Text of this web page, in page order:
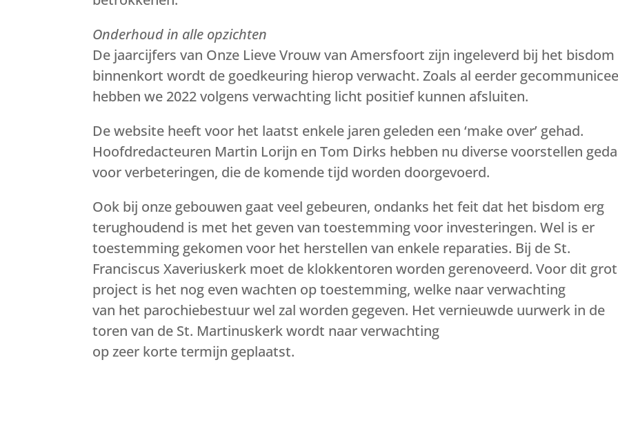
Onderhoud in alle opzichten
De jaarcijfers van Onze Lieve Vrouw van Amersfoort zijn ingeleverd bij het bisdom
binnenkort wordt de goedkeuring hierop verwacht. Zoals al eerder
hebben we 2022 volgens verwachting licht positief kunnen afsluiten.
De website heeft voor het laatst enkele jaren geleden een ‘make over’ gehad.
Hoofdredacteuren Martin Lorijn en Tom Dirks hebben nu diverse voorstellen
voor verbeteringen, die de komende tijd worden doorgevoerd.
Ook bij onze gebouwen gaat veel gebeuren, ondanks het feit dat het bisdom erg
terughoudend is met het geven van toestemming voor investeringen. Wel is er
toestemming gekomen voor het herstellen van enkele reparaties. Bij de St.
Franciscus Xaveriuskerk moet de klokkentoren worden gerenoveerd. Voor dit
project is het nog even wachten op toestemming, welke naar verwachting
van het parochiebestuur wel zal worden gegeven. Het vernieuwde uurwerk in de
toren van de St. Martinuskerk wordt naar verwachting
op zeer korte termijn geplaatst.